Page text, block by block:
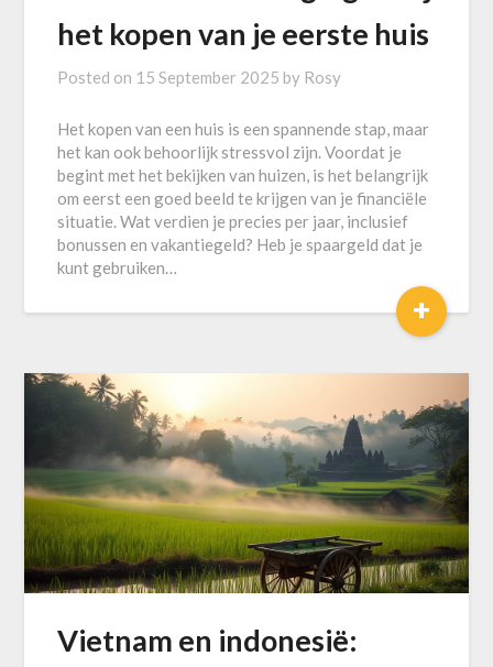
het kopen van je eerste huis
Posted on 15 September 2025 by Rosy
Het kopen van een huis is een spannende stap, maar
het kan ook behoorlijk stressvol zijn. Voordat je
begint met het bekijken van huizen, is het belangrijk
om eerst een goed beeld te krijgen van je financiële
situatie. Wat verdien je precies per jaar, inclusief
bonussen en vakantiegeld? Heb je spaargeld dat je
kunt gebruiken…
+
Vietnam en indonesië: